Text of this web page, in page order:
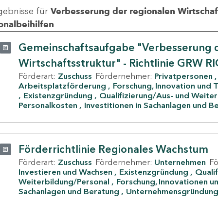
für Verbesserung der regionalen
Gemeinschaftsaufgabe "Verbesserung
Wirtschaftsstruktur" - Richtlinie GRW
Förderart: Zuschuss Fördernehmer: Privatpersonen
Arbeitsplatzförderung
Forschung, Innovation und
Existenzgründung
Qualifizierung/Aus- und
Personalkosten
Investitionen in Sachanlagen und
Förderrichtlinie Regionales Wachstum
Förderart: Zuschuss Fördernehmer: Unternehmen
Investieren und Wachsen
Existenzgründung
Weiterbildung/Personal
Forschung, Innovationen
Sachanlagen und Beratung
Unternehmensgründung